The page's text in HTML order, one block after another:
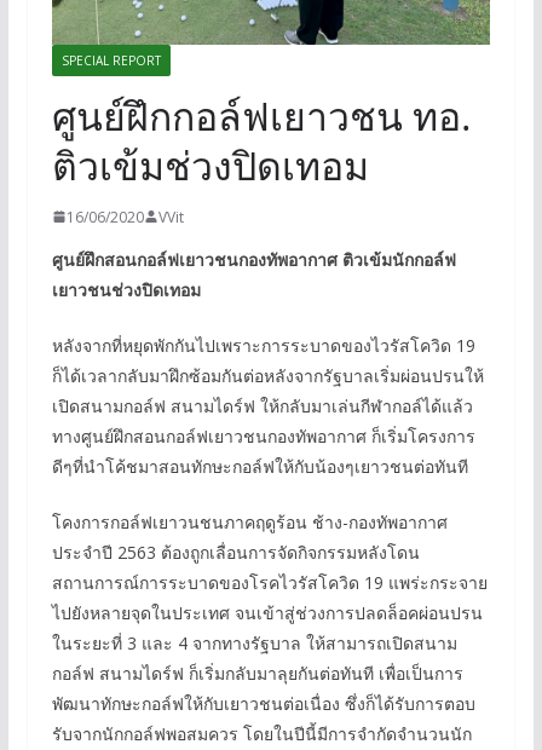
SPECIAL REPORT
ศูนย์ฝึกกอล์ฟเยาวชน ทอ.
ติวเข้มช่วงปิดเทอม
16/06/2020 VVit
ศูนย์ฝึกสอนกอล์ฟเยาวชนกองทัพอากาศ ติวเข้มนักกอล์ฟ
เยาวชนช่วงปิดเทอม
หลังจากที่หยุดพักกันไปเพราะการระบาดของไวรัสโควิด 19
ก็ได้เวลากลับมาฝึกซ้อมกันต่อหลังจากรัฐบาลเริ่มผ่อนปรนให้
เปิดสนามกอล์ฟ สนามไดร์ฟ ให้กลับมาเล่นกีฬากอล์ได้แล้ว
ทางศูนย์ฝึกสอนกอล์ฟเยาวชนกองทัพอากาศ ก็เริ่มโครงการ
ดีๆที่นำโค้ชมาสอนทักษะกอล์ฟให้กับน้องๆเยาวชนต่อทันที
โคงการกอล์ฟเยาวนชนภาคฤดูร้อน ช้าง-กองทัพอากาศ
ประจำปี 2563 ต้องถูกเลื่อนการจัดกิจกรรมหลังโดน
สถานการณ์การระบาดของโรคไวรัสโควิด 19 แพร่ะกระจาย
ไปยังหลายจุดในประเทศ จนเข้าสู่ช่วงการปลดล็อคผ่อนปรน
ในระยะที่ 3 และ 4 จากทางรัฐบาล ให้สามารถเปิดสนาม
กอล์ฟ สนามไดร์ฟ ก็เริ่มกลับมาลุยกันต่อทันที เพื่อเป็นการ
พัฒนาทักษะกอล์ฟให้กับเยาวชนต่อเนื่อง ซึ่งก็ได้รับการตอบ
รับจากนักกอล์ฟพอสมควร โดยในปีนี้มีการจำกัดจำนวนนัก